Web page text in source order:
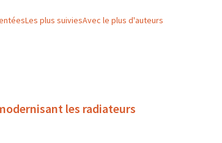
Les plus suiviesAvec le plus d'auteurs
les radiateurs